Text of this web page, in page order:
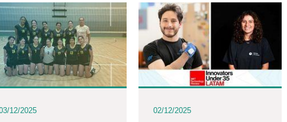
12/2025 02/12/2025